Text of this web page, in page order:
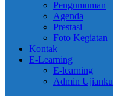
Pengumuman
Agenda
Prestasi
Foto Kegiatan
Kontak
E-Learning
E-learning
Admin Ujianku